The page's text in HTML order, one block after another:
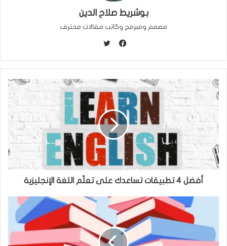
بوشريط صلاح الدين
مصمم ومبرمج وكاتب مقالات محترف
ي
س
ب
و
ك
ي
ت
ر
أفضل 4 تطبيقات تساعدك على تعلّم اللغة الإنجليزية